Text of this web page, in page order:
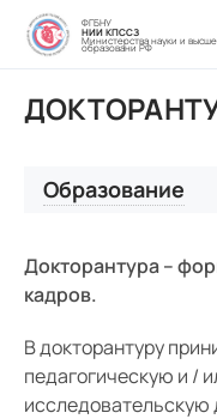
Обычная версия
Шрифт: A A
Цвет: Ц Ц
Графика:
Выключить
Интервал:
Полуторный
ФГБНУ
НИИ КПССЗ
Министерства науки и
образовани РФ
Образование
Ординатура
Соискательство
Докторантура
Докторантура –
кадров.
В докторантуру
педагогическую и /
исследовательскую